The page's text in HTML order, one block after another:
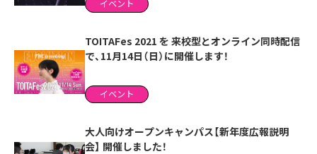
イベント
TOITAFes 2021 を 来校型とオンライン同時配信
で、11月14日（日）に開催します！
イベント
大人向けオープンキャンパス【新年度広報説明
会】 開催しました！